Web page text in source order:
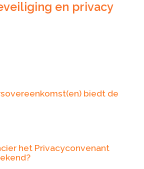
en privacy
biedt de
het Privacyconvenant